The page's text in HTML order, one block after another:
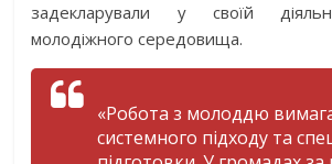
задекларували у своїй
молодіжного середовища.
«Робота з молоддю
системного підходу та